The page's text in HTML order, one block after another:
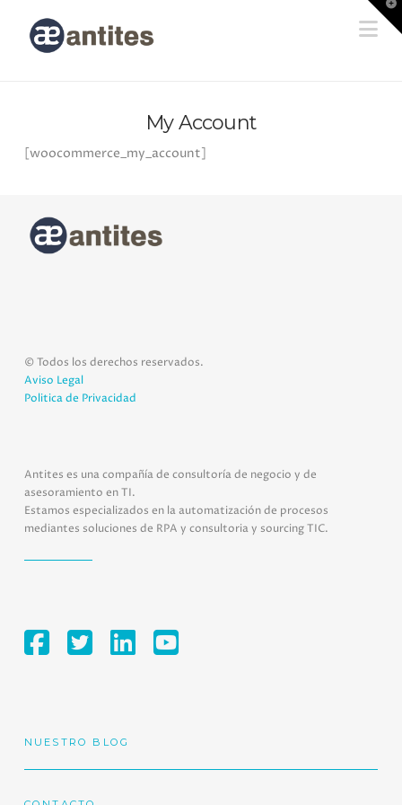
My Account
[woocommerce_my_account]
© Todos los derechos reservados.
Aviso Legal
Politica de Privacidad
Antites es una compañía de consultoría de negocio y de
asesoramiento en TI.
Estamos especializados en la automatización de procesos
mediantes soluciones de RPA y consultoria y sourcing TIC.
NUESTRO BLOG